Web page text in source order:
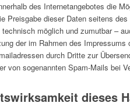
des Internetangebotes die
Preisgabe dieser Daten seitens
möglich und zumutbar –
der im Rahmen des
durch Dritte zur
von sogenannten Spam-Mails bei
dieses